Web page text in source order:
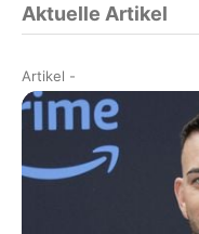
Aktuelle Artikel
Artikel -